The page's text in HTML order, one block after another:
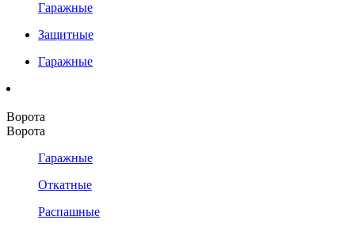
Гаражные
Защитные
Гаражные
Ворота
Ворота
Гаражные
Откатные
Распашные